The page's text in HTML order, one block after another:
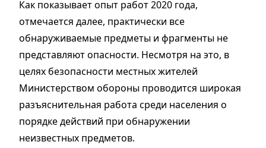
Как показывает опыт работ 2020 года,
отмечается далее, практически все
обнаруживаемые предметы и фрагменты не
представляют опасности. Несмотря на это, в
целях безопасности местных жителей
Министерством обороны проводится широкая
разъяснительная работа среди населения о
порядке действий при обнаружении
неизвестных предметов.